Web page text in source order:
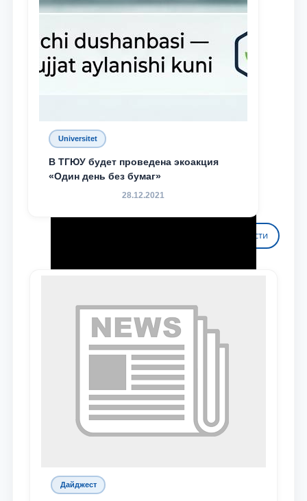
Universitet
В ТГЮУ будет проведена экоакция
«Один день без бумаг»
28.12.2021
Все новости
Дайджест